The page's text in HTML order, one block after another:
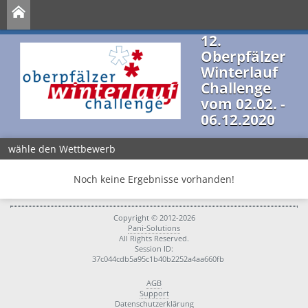
12.
Oberpfälzer
Winterlauf
Challenge
vom 02.02. -
06.12.2020
wähle den Wettbewerb
Noch keine Ergebnisse vorhanden!
Copyright © 2012-2026
Pani-Solutions
All Rights Reserved.
Session ID:
37c044cdb5a95c1b40b2252a4aa660fb
AGB
Support
Datenschutzerklärung